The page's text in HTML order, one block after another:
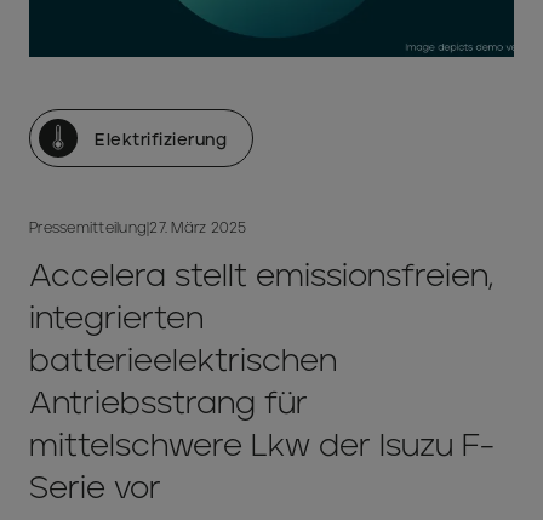
Elektrifizierung
Pressemitteilung|27. März 2025
Accelera stellt emissionsfreien,
integrierten
batterieelektrischen
Antriebsstrang für
mittelschwere Lkw der Isuzu F-
Serie vor